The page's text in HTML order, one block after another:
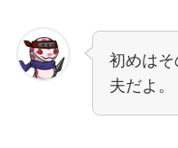
初めは
夫だよ。